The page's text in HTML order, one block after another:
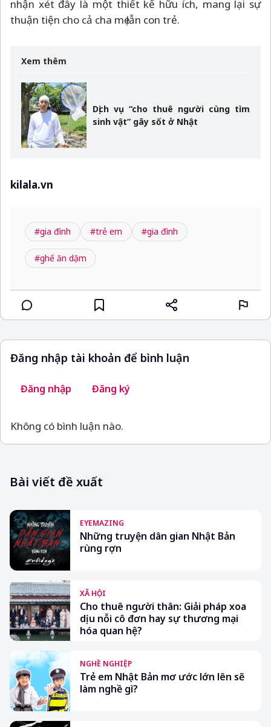
nhận xét đây là một thiết kế hữu ích, mang lại sự
thuận tiện cho cả cha mẹ lẫn con trẻ.
Xem thêm
Dịch vụ “cho thuê người cùng tìm
sinh vật” gây sốt ở Nhật
kilala.vn
#gia đình #trẻ em #gia đình
#ghế ăn dặm
Đăng nhập tài khoản để bình luận
Đăng nhập Đăng ký
Không có bình luận nào.
Bài viết đề xuất
EYEMAZING
Những truyện dân gian Nhật Bản
rùng rợn
XÃ HỘI
Cho thuê người thân: Giải pháp xoa
dịu nỗi cô đơn hay sự thương mại
hóa quan hệ?
NGHỀ NGHIỆP
Trẻ em Nhật Bản mơ ước lớn lên sẽ
làm nghề gì?